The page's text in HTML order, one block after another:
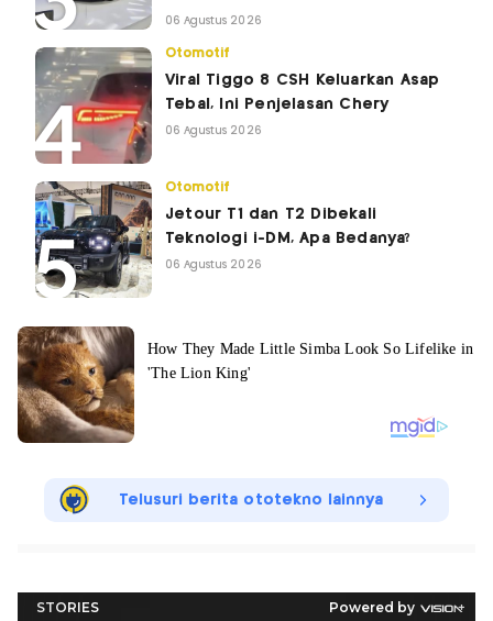
06 Agustus 2026
Otomotif
Viral Tiggo 8 CSH Keluarkan Asap
Tebal, Ini Penjelasan Chery
06 Agustus 2026
Otomotif
Jetour T1 dan T2 Dibekali
Teknologi i-DM, Apa Bedanya?
06 Agustus 2026
Telusuri berita ototekno lainnya